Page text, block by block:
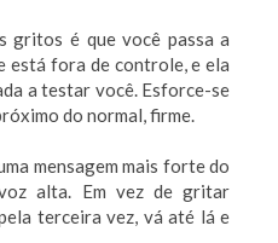
gritos é que você passa a
está fora de controle, e ela
a testar você. Esforce-se
do normal, firme.
mensagem mais forte do
alta. Em vez de gritar
terceira vez, vá até lá e